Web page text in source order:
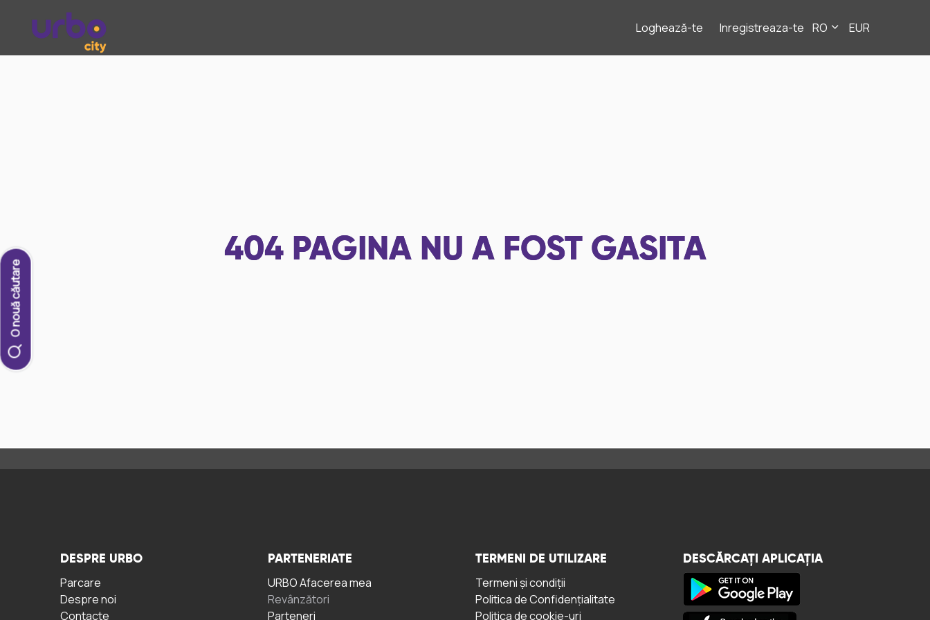
Loghează-te Inregistreaza-te RO EUR
O nouă căutare
404 PAGINA NU A FOST GASITA
DESPRE URBO
Parcare
Despre noi
Contacte
PARTENERIATE
URBO Afacerea mea
Revânzători
Parteneri
TERMENI DE UTILIZARE
Termeni și condiții
Politica de Confidențialitate
Politica de cookie-uri
DESCĂRCAȚI APLICAȚIA